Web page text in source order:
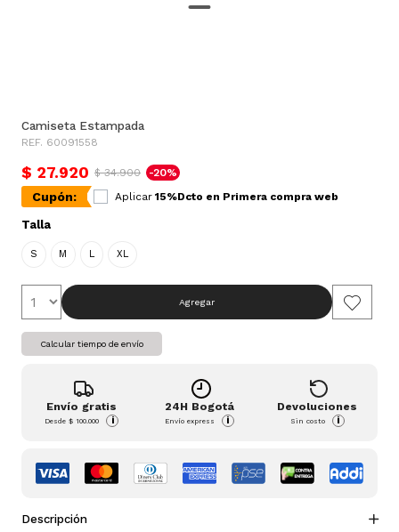
Camiseta Estampada
REF. 60091558
$ 27.920 $ 34.900 -20%
Cupón: Aplicar 15%Dcto en Primera compra web
Talla
S M L XL
Agregar
Calcular tiempo de envío
Envío gratis
Desde$ 100.000 i
24H Bogotá
Envío express i
Devoluciones
Sin costo i
Descripción